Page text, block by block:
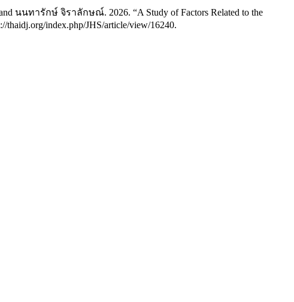
ทารักษ์ จิราลักษณ์. 2026. “A Study of Factors Related to the
thaidj.org/index.php/JHS/article/view/16240.